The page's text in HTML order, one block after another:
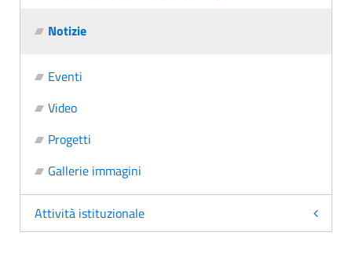
Notizie
Eventi
Video
Progetti
Gallerie immagini
Attività istituzionale